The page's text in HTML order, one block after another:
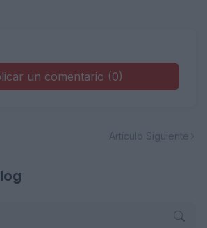
un comentario (0)
Artículo Siguiente